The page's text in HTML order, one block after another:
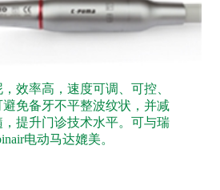
效率高，速度可调、可控、
免备牙不平整波纹状，并减
提升门诊技术水平。可与瑞
电动马达媲美。